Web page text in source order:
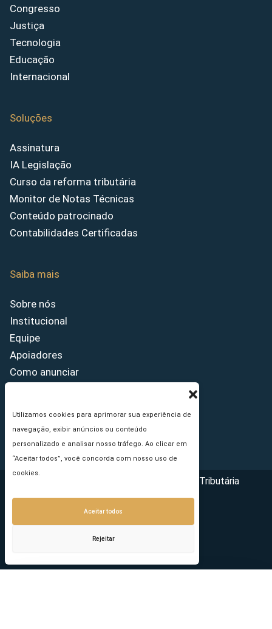
Utilizamos cookies para aprimorar sua experiência de
navegação, exibir anúncios ou conteúdo
personalizado e analisar nosso tráfego. Ao clicar em
“Aceitar todos”, você concorda com nosso uso de
cookies.
Aceitar todos
Rejeitar
Congresso
Justiça
Tecnologia
Educação
Internacional
Soluções
Assinatura
IA Legislação
Curso da reforma tributária
Monitor de Notas Técnicas
Conteúdo patrocinado
Contabilidades Certificadas
Saiba mais
Sobre nós
Institucional
Equipe
Apoiadores
Como anunciar
Princípios Editoriais
Copyright © 2026 - Portal da Reforma Tributária